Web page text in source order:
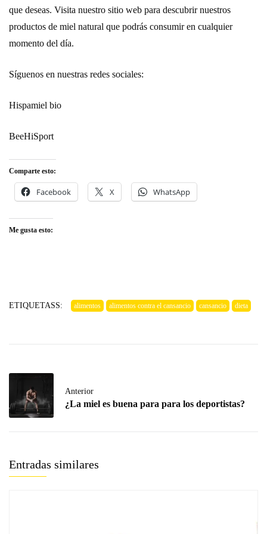
que deseas. Visita nuestro sitio web para descubrir nuestros
productos de miel natural que podrás consumir en cualquier
momento del día.
Síguenos en nuestras redes sociales:
Hispamiel bio
BeeHiSport
Comparte esto:
Facebook X WhatsApp
Me gusta esto:
ETIQUETASS: alimentos alimentos contra el cansancio cansancio dieta
Anterior
¿La miel es buena para para los deportistas?
Entradas similares